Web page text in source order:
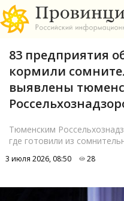
Б
83 предприятия
кормили
выявлены
Тюменским
где готовили из
3 июля 2026, 08:50 28